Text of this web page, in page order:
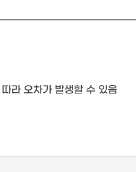
라 오차가 발생할 수 있음